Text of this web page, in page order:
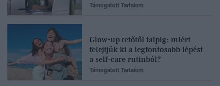
Támogatott Tartalom
Glow-up tetőtől talpig: miért
felejtjük ki a legfontosabb lépést
a self-care rutinból?
Támogatott Tartalom